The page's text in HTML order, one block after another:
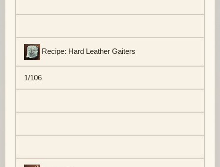
Recipe: Hard Leather Gaiters
1/106